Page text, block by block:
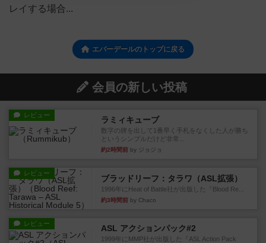
レイする場合...
エバーデールのトップに戻る
会員の新しい投稿
レビュー ラミィキューブ
数字の牌を出して1番早く手札をなくした人が勝ち
というシンプルだけど非常...
約2時間前 by ジョジョ
レビュー
ブラッドリーフ：タラワ（ASL拡張）
1996年にHeat of Battle社が出版した『Blood Re...
約3時間前 by Chaco
レビュー ASL アクションパック#2
1999年にMMP社が出版した『ASL Action Pack